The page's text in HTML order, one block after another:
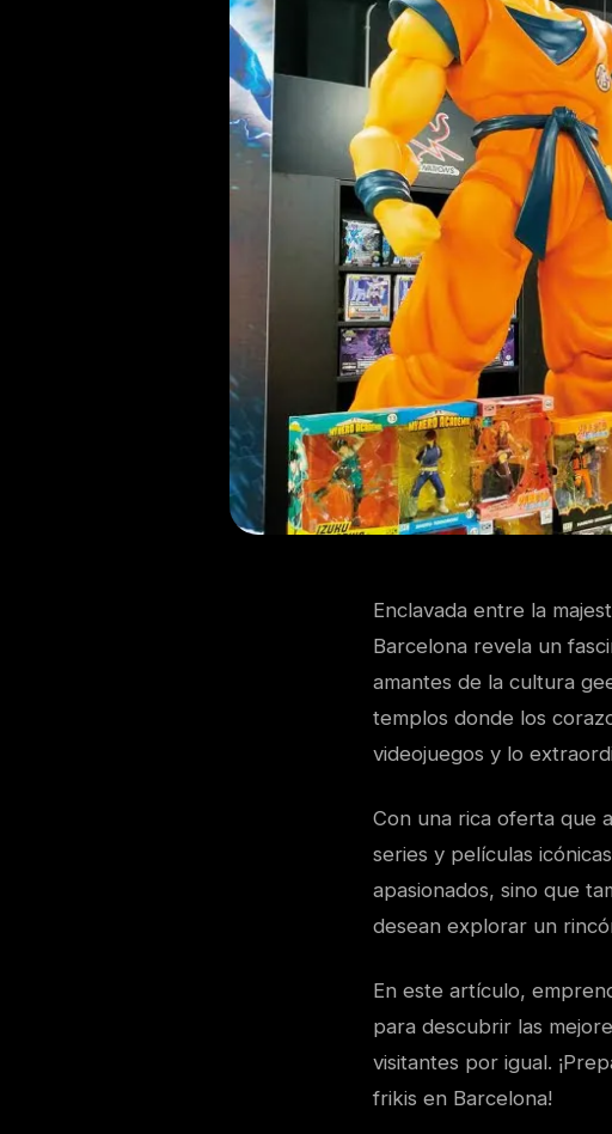
Enclavada entre la
Barcelona revela un
amantes de la cultura
templos donde los
videojuegos y lo
Con una rica oferta que
series y películas
apasionados, sino que
desean explorar un
En este artículo,
para descubrir las
visitantes por igual.
frikis en Barcelona!